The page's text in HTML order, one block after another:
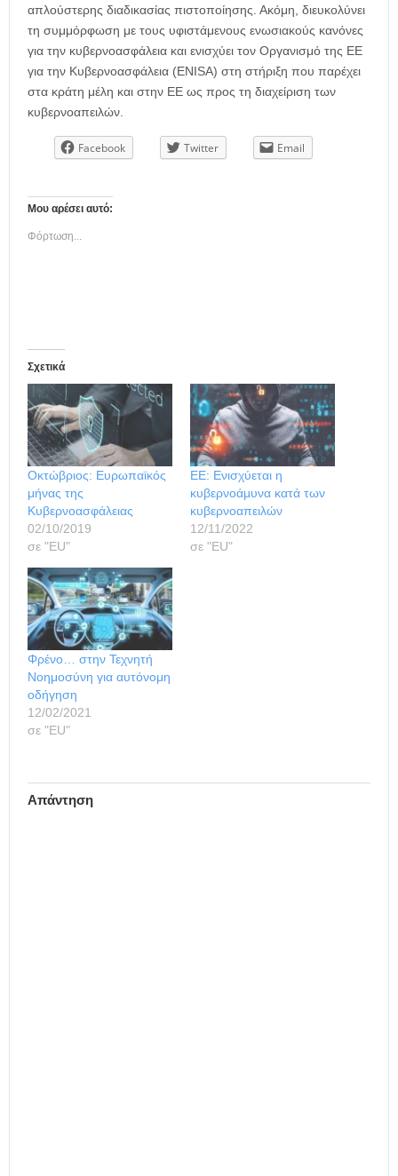
απλούστερης διαδικασίας πιστοποίησης. Ακόμη, διευκολύνει
τη συμμόρφωση με τους υφιστάμενους ενωσιακούς κανόνες
για την κυβερνοασφάλεια και ενισχύει τον Οργανισμό της ΕΕ
για την Κυβερνοασφάλεια (ENISA) στη στήριξη που παρέχει
στα κράτη μέλη και στην ΕΕ ως προς τη διαχείριση των
κυβερνοαπειλών.
Facebook Twitter Email
Μου αρέσει αυτό:
Φόρτωση...
Σχετικά
Οκτώβριος: Ευρωπαϊκός
μήνας της
Κυβερνοασφάλειας
02/10/2019
σε "ΕU"
ΕΕ: Ενισχύεται η
κυβερνοάμυνα κατά των
κυβερνοαπειλών
12/11/2022
σε "ΕU"
Φρένο… στην Τεχνητή
Νοημοσύνη για αυτόνομη
οδήγηση
12/02/2021
σε "ΕU"
Απάντηση